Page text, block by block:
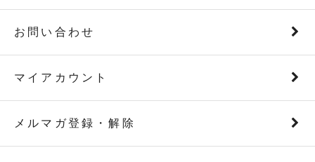
お問い合わせ
マイアカウント
メルマガ登録・解除